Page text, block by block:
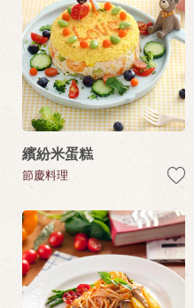
繽紛米蛋糕
節慶料理